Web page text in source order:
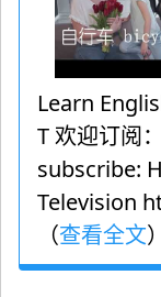
Learn
T 欢迎订阅
subscribe:
Television
（查看全文）